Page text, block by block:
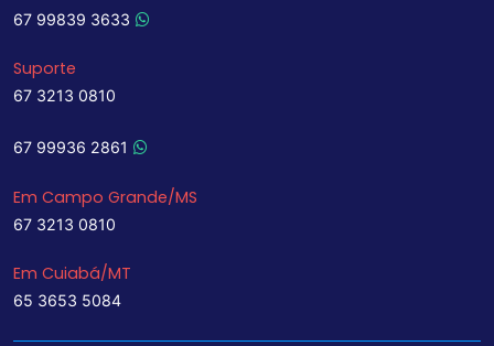
67 99839 3633
Suporte
67 3213 0810
67 99936 2861
Em Campo Grande/MS
67 3213 0810
Em Cuiabá/MT
65 3653 5084